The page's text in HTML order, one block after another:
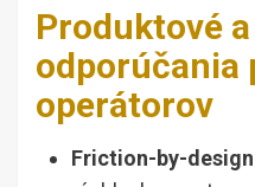
Produktové
odporúčania
operátorov
Friction-by-design